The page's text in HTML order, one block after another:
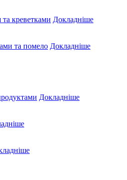
та креветками Докладніше
та помело Докладніше
Докладніше